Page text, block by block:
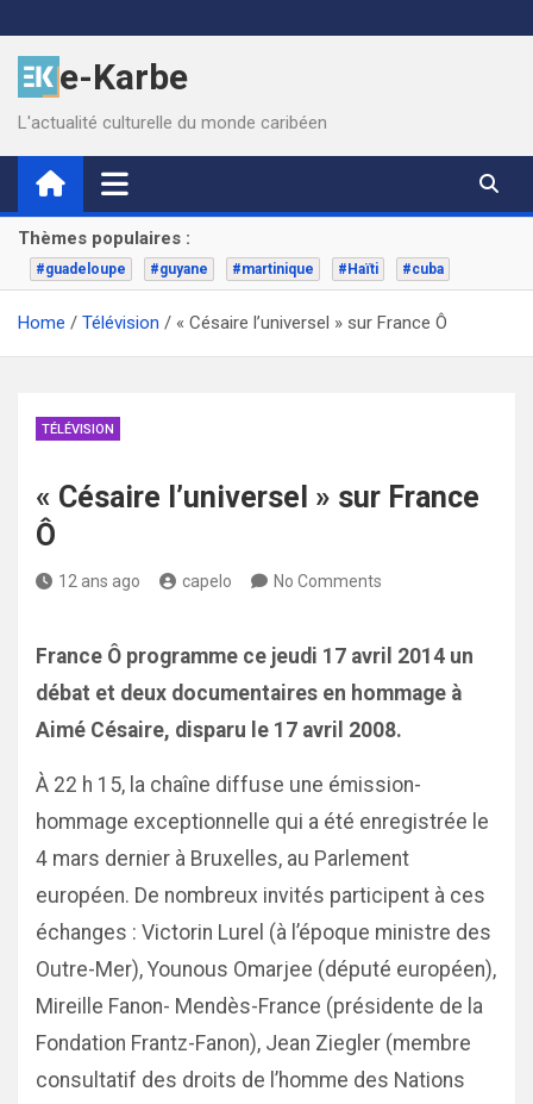
to
contente-Karbe
L'actualité culturelle du monde caribéen
Thèmes populaires :
#guadeloupe #guyane #martinique #Haïti #cuba
Home Télévision « Césaire l’universel » sur France Ô
TÉLÉVISION
« Césaire l’universel » sur France
Ô
12 ans ago capelo No Comments
France Ô programme ce jeudi 17 avril 2014 un
débat et deux documentaires en hommage à
Aimé Césaire, disparu le 17 avril 2008.
À 22 h 15, la chaîne diffuse une émission-
hommage exceptionnelle qui a été enregistrée le
4 mars dernier à Bruxelles, au Parlement
européen. De nombreux invités participent à ces
échanges : Victorin Lurel (à l’époque ministre des
Outre-Mer), Younous Omarjee (député européen),
Mireille Fanon- Mendès-France (présidente de la
Fondation Frantz-Fanon), Jean Ziegler (membre
consultatif des droits de l’homme des Nations